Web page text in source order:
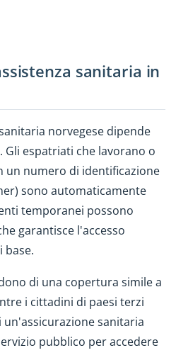
sanitaria in
norvegese dipende
Gli espatriati che lavorano o
un numero di identificazione
sono automaticamente
temporanei possono
garantisce l'accesso
base.
di una copertura simile a
i cittadini di paesi terzi
sanitaria
pubblico per accedere